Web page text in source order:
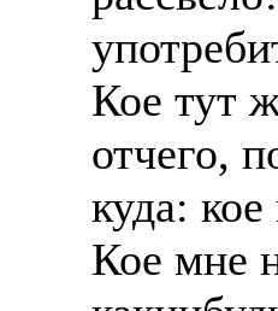
Кое тут
отчего,
куда:
Кое мне